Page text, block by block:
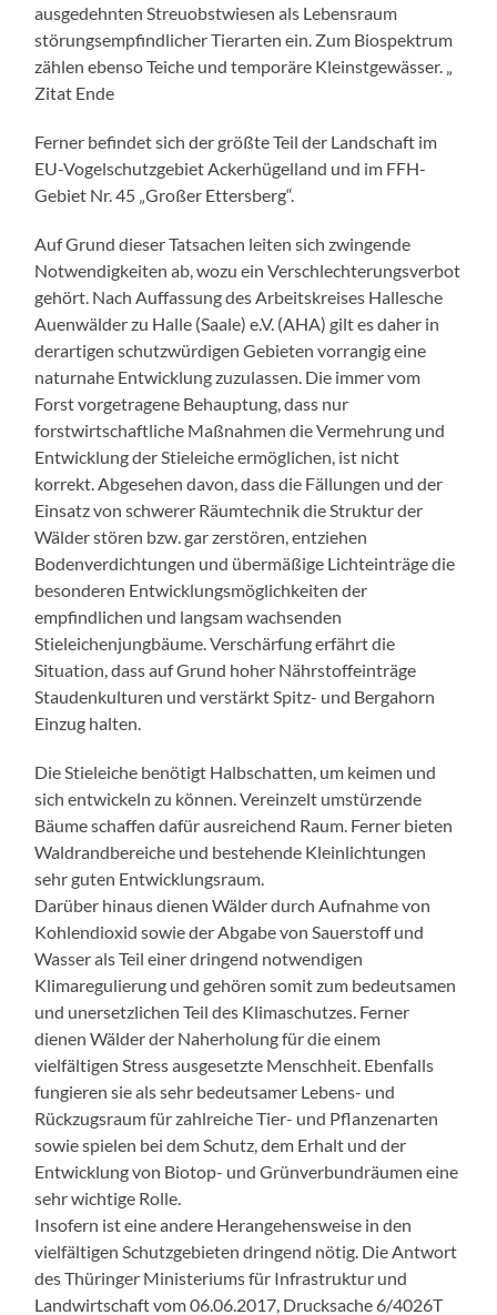
ausgedehnten Streuobstwiesen als Lebensraum
störungsempfindlicher Tierarten ein. Zum Biospektrum
zählen ebenso Teiche und temporäre Kleinstgewässer. „
Zitat Ende
Ferner befindet sich der größte Teil der Landschaft im
EU-Vogelschutzgebiet Ackerhügelland und im FFH-
Gebiet Nr. 45 „Großer Ettersberg“.
Auf Grund dieser Tatsachen leiten sich zwingende
Notwendigkeiten ab, wozu ein Verschlechterungsverbot
gehört. Nach Auffassung des Arbeitskreises Hallesche
Auenwälder zu Halle (Saale) e.V. (AHA) gilt es daher in
derartigen schutzwürdigen Gebieten vorrangig eine
naturnahe Entwicklung zuzulassen. Die immer vom
Forst vorgetragene Behauptung, dass nur
forstwirtschaftliche Maßnahmen die Vermehrung und
Entwicklung der Stieleiche ermöglichen, ist nicht
korrekt. Abgesehen davon, dass die Fällungen und der
Einsatz von schwerer Räumtechnik die Struktur der
Wälder stören bzw. gar zerstören, entziehen
Bodenverdichtungen und übermäßige Lichteinträge die
besonderen Entwicklungsmöglichkeiten der
empfindlichen und langsam wachsenden
Stieleichenjungbäume. Verschärfung erfährt die
Situation, dass auf Grund hoher Nährstoffeinträge
Staudenkulturen und verstärkt Spitz- und Bergahorn
Einzug halten.
Die Stieleiche benötigt Halbschatten, um keimen und
sich entwickeln zu können. Vereinzelt umstürzende
Bäume schaffen dafür ausreichend Raum. Ferner bieten
Waldrandbereiche und bestehende Kleinlichtungen
sehr guten Entwicklungsraum.
Darüber hinaus dienen Wälder durch Aufnahme von
Kohlendioxid sowie der Abgabe von Sauerstoff und
Wasser als Teil einer dringend notwendigen
Klimaregulierung und gehören somit zum bedeutsamen
und unersetzlichen Teil des Klimaschutzes. Ferner
dienen Wälder der Naherholung für die einem
vielfältigen Stress ausgesetzte Menschheit. Ebenfalls
fungieren sie als sehr bedeutsamer Lebens- und
Rückzugsraum für zahlreiche Tier- und Pflanzenarten
sowie spielen bei dem Schutz, dem Erhalt und der
Entwicklung von Biotop- und Grünverbundräumen eine
sehr wichtige Rolle.
Insofern ist eine andere Herangehensweise in den
vielfältigen Schutzgebieten dringend nötig. Die Antwort
des Thüringer Ministeriums für Infrastruktur und
Landwirtschaft vom 06.06.2017, Drucksache 6/4026T